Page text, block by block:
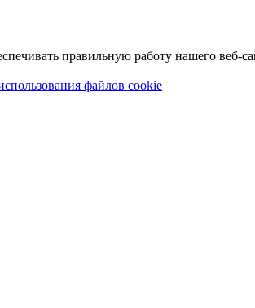
правильную работу нашего веб-
файлов cookie